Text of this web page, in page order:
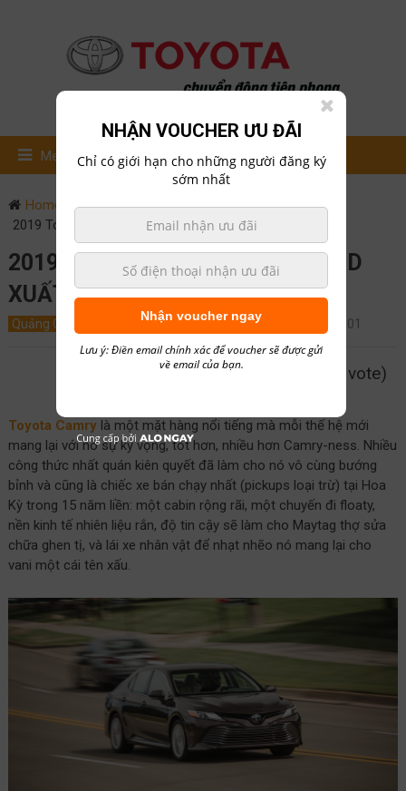
Menu
Home
Quảng Cáo
2019 Toyota Camry XLE Hybrid xuất xứ Mỹ
2019 TOYOTA CAMRY XLE HYBRID
XUẤT XỨ MỸ
Quảng Cáo July 14, 2018 hailong01
5/5 - (1 vote)
Toyota Camrylà một mặt hàng nổi tiếng mà mỗi thế hệ mới
mang lại với nó sự kỳ vọng, tốt hơn, nhiều hơn Camry-ness. Nhiều
công thức nhất quán kiên quyết đã làm cho nó vô cùng bướng
bỉnh và cũng là chiếc xe bán chạy nhất (pickups loại trừ) tại Hoa
Kỳ trong 15 năm liền: một cabin rộng rãi, một chuyến đi floaty,
nền kinh tế nhiên liệu rắn, độ tin cậy sẽ làm cho Maytag thợ sửa
chữa ghen tị, và lái xe nhân vật để nhạt nhẽo nó mang lại cho
vani một cái tên xấu.
NHẬN VOUCHER ƯU ĐÃI
Chỉ có giới hạn cho những người đăng ký
sớm nhất
Nhận voucher ngay
Lưu ý: Điền email chính xác để voucher sẽ được gửi
về email của bạn.